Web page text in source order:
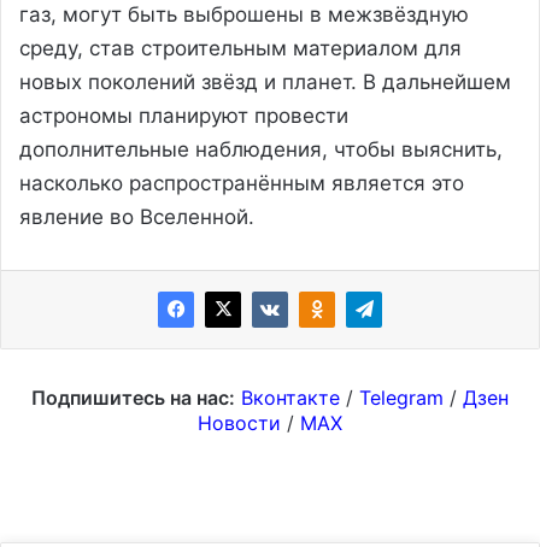
газ, могут быть выброшены в межзвёздную
среду, став строительным материалом для
новых поколений звёзд и планет. В дальнейшем
астрономы планируют провести
дополнительные наблюдения, чтобы выяснить,
насколько распространённым является это
явление во Вселенной.
Подпишитесь на нас: Вконтакте / Telegram / Дзен
Новости / MAX